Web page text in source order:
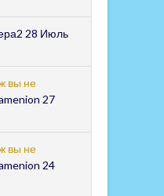
28 Июль
вы не
27
вы не
24